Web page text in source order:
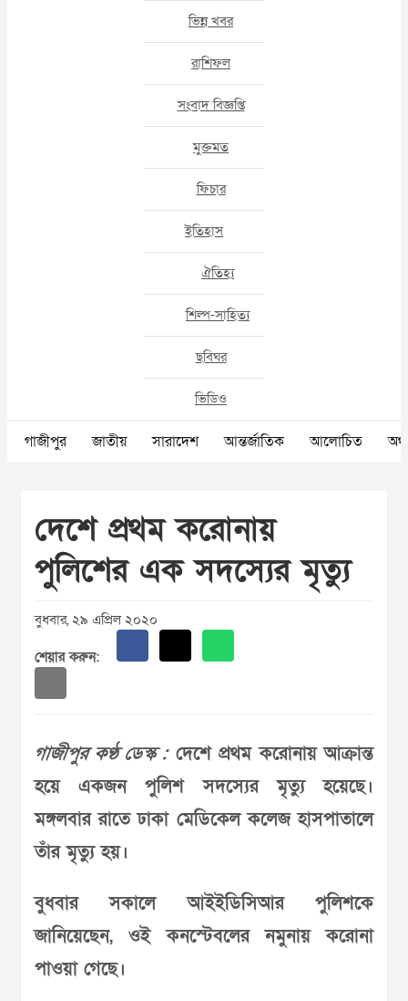
ভিন্ন খবর
রাশিফল
সংবাদ বিজ্ঞপ্তি
মুক্তমত
ফিচার
ইতিহাস
ঐতিহ্য
শিল্প-সাহিত্য
ছবিঘর
ভিডিও
গাজীপুর জাতীয় সারাদেশ আন্তর্জাতিক আলোচিত
দেশে প্রথম করোনায়
পুলিশের এক সদস্যের মৃত্যু
বুধবার, ২৯ এপ্রিল ২০২০
শেয়ার করুন:
গাজীপুর কণ্ঠ ডেস্ক :দেশে প্রথম করোনায় আক্রান্ত
হয়ে একজন পুলিশ সদস্যের মৃত্যু হয়েছে।
মঙ্গলবার রাতে ঢাকা মেডিকেল কলেজ হাসপাতালে
তাঁর মৃত্যু হয়।
বুধবার সকালে আইইডিসিআর পুলিশকে
জানিয়েছেন, ওই কনস্টেবলের নমুনায় করোনা
পাওয়া গেছে।